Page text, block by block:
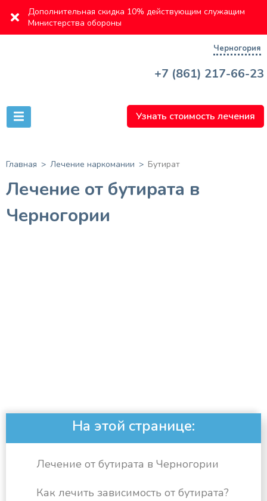
Дополнительная скидка 10% действующим служащим
Министерства обороны
Черногория
+7 (861) 217-66-23
Узнать стоимость лечения
Главная Лечение наркомании Бутират
Лечение от бутирата в
Черногории
На этой странице:
Лечение от бутирата в Черногории
Как лечить зависимость от бутирата?